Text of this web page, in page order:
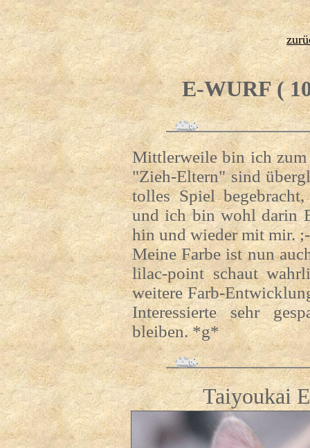
E-WURF (
Mittlerweile bin ich zum
"Zieh-Eltern" sind
tolles Spiel
und ich bin wohl darin
hin und wieder mit mir.
Meine Farbe ist nun
lilac-point schaut
weitere Farb-
Interessierte sehr
bleiben. *g*
Taiyoukai